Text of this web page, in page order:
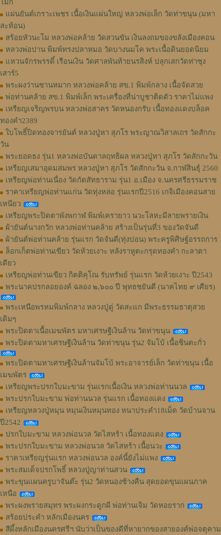
โมก​
แผ่นยันต์เกราะเพชร เนื้อเงินแผ่นใหญ่ หลวงพ่อเล็ก วัดท่าขนุน (มหา
สะท้อน)
สร้อยหัวนะโม หลวงพ่อคล้าย วัดสวนขัน เงินลงถมของขลังเมืองคอน
หลวงพ่อปาน พิมพ์ทรงปลาหมอ วัดบางนมโค พระเนื้อดินยอดนิยม
แหวนจักรพรรดิ์ เรือนเงิน วัดศาลพันท้ายนรสิงห์ ปลุกเสกวัดท่าซุง
เสาร์5
พระผงว่านชานหมาก หลวงพ่อคล้าย สข.1 พิมพ์กลาง เนื้อจัดสวย
พ่อท่านคล้าย สข.1 พิมพ์เล็ก พระเครื่องที่น่าบูชาติดตัว ราคาไม่แพง
เหรียญเจริญพรบน หลวงพ่อสาคร วัดหนองกรับ เนื้อทองแดงบล็อค
ทองคำ2389
ใบโพธิ์ปิดทองจารยันต์ หลวงปู่หา สุภโร พระญาณวิสาลเถร วัดสักกะ
วัน
พระยอดธง รุ่น1 หลวงพ่อบันดาลฤทธิผล หลวงปู่หา สุภโร วัดสักกะวัน
เหรียญเสมาอุดมสมพร หลวงปู่หา สุภโร วัดสักกะวัน จ.กาฬสินธุ์ 2560
เหรียญพ่อท่านเนื่อง วัดกัตสัทธาราม รุ่น1 อ.เมือง จ.นครศรีธรรมราช
ราคาเหรียญพ่อท่านแก่น วัดทุ่งหล่อ รุ่นแรกปี2516 เกจิเมืองคอนสาย
เหนียว
เหรียญพระปิดตาพังพกาฬ พิมพ์เครายาว นวะโลหะมีลายพรายเงิน
ผ้ายันต์นางกวัก หลวงพ่อท่านคล้าย สร้างเป็นรุ่นที่3 ของวัดจันดี
ผ้ายันต์พ่อท่านคล้าย รุ่นแรก วัดจันดี(ทุ่งปอน) พระครูพิศิษฐ์อรรถการ
ล็อกเก็ตพ่อท่านเขียว วัดห้วยเงาะ หลังราหูตะกรุดทองคำ กะลาตา
เดียว
เหรียญพ่อท่านเขียว กิตติคุโณ รับทรัพย์ รุ่นแรก วัดห้วยเงาะ ปี2543
พระนาคปรกลอยองค์ ฉลอง ๒,๖๐๐ ปี พุทธชยันตี (นาคไทย ๙ เศียร)
พระเหนือพรหมพิมพ์กลาง หลวงปู่ดู่ วัดสะแก มีพระธรรมธาตุสวย
เดิมๆ
พระปิดตาเนื้อเมฆพัตร มหาเศรษฐีเงินล้าน วัดท่าขนุน
พระปิดตามหาเศรษฐีเงินล้าน วัดท่าขนุน รุ่น2 จัมโบ้ เนื้อชินตะกั่ว
พระปิดตามหาเศรษฐีเงินล้านจัมโบ้ พระอาจารย์เล็ก วัดท่าขนุน เนื้อ
เมฆพัตร
เหรียญพระปรกใบมะขาม รุ่นแรกเนื้อเงิน หลวงพ่อท่านนวล
พระปรกใบมะขาม พ่อท่านนวล รุ่นแรก เนื้อทองแดง
เหรียญหลวงปู่หมุน หมุนเงินหมุนทอง หนาประคำ18เม็ด วัดบ้านจาน
ปี2542
ปรกใบมะขาม หลวงพ่อนวล วัดไสหร้า เนื้อทองแดง
พระปรกใบมะขาม หลวงพ่อนวล วัดไสหร้า เนื้อนวะ
ราคาเหรียญรุ่นแรก หลวงพ่อนวล องค์นี้ยังไม่แพง
พระสมเด็จปรกโพธิ์ หลวงปู่ญาท่านสวน
พระขุนแผนครูบาจันต๊ะ รุ่น2 วัดหนองช้างคืน สุดยอดขุนแผนภาค
เหนือ
พระผงพรายสมุทร พระผงกระดูกผี พ่อท่านเจิม วัดหอยราก
สร้อยประคำ หลักเมืองนคร
สีผึ้งหลักเมืองนครศรีฯ นับว่าเป็นของดีที่หายากของสายองค์พ่อจตุคาม